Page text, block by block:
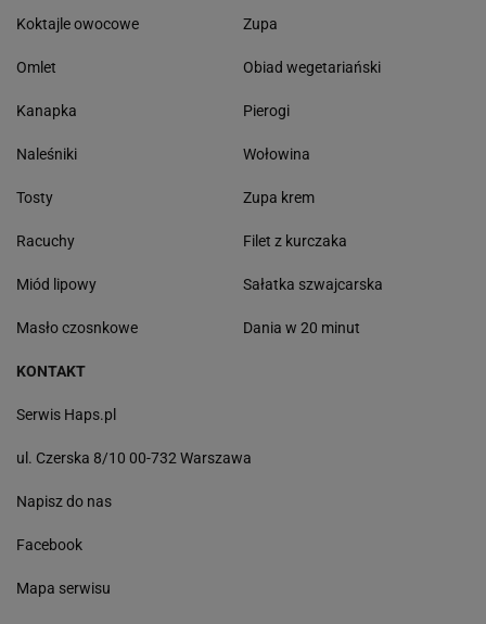
Koktajle owocowe
Omlet
Kanapka
Naleśniki
Tosty
Racuchy
Miód lipowy
Masło czosnkowe
Zupa
Obiad wegetariański
Pierogi
Wołowina
Zupa krem
Filet z kurczaka
Sałatka szwajcarska
Dania w 20 minut
KONTAKT
Serwis Haps.pl
ul. Czerska 8/10 00-732 Warszawa
Napisz do nas
Facebook
Mapa serwisu